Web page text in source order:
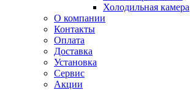
Холодильная камера
О компании
Контакты
Оплата
Доставка
Установка
Сервис
Акции